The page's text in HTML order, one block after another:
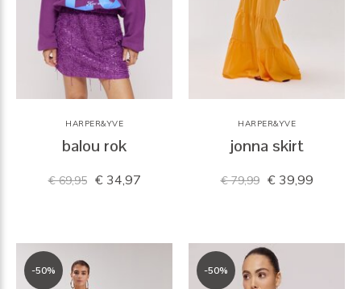
HARPER&YVE
balou rok
€ 69,95 € 34,97
HARPER&YVE
jonna skirt
€ 79,99 € 39,99
-50% -50%